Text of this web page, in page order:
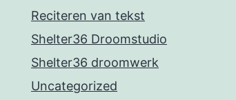
Reciteren van tekst
Shelter36 Droomstudio
Shelter36 droomwerk
Uncategorized